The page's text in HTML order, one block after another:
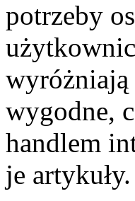
potrzeby
wyróżniają
wygodne,
handlem
je artykuły.